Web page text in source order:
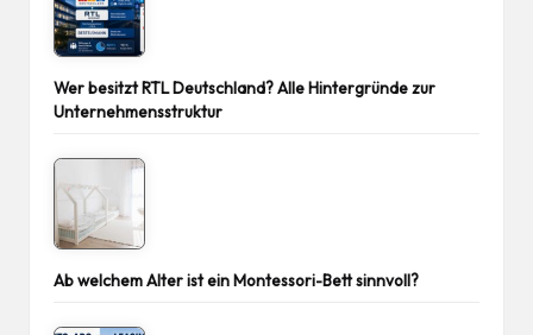
Wer besitzt RTL Deutschland? Alle Hintergründe zur
Unternehmensstruktur
Ab welchem Alter ist ein Montessori-Bett sinnvoll?